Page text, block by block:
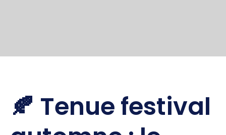
🍂 Tenue festival